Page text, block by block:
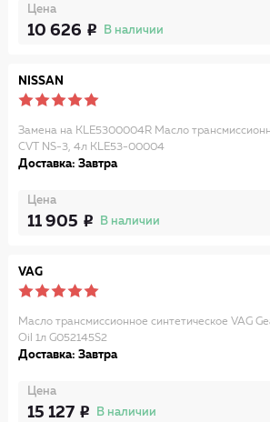
Цена
10 626 В наличии
NISSAN
Замена на KLE5300004R Масло
CVT NS-3, 4л KLE53-00004
Доставка: Завтра
Цена
11 905 В наличии
VAG
Масло трансмиссионное синтетическое VAG
Oil 1л G052145S2
Доставка: Завтра
Цена
15 127 В наличии